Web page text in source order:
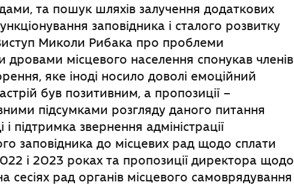
та пошук шляхів залучення додаткових
заповідника і сталого розвитку
Миколи Рибака про проблеми
дровами місцевого населення спонукав членів
яке іноді носило доволі емоційний
був позитивним, а пропозиції –
підсумками розгляду даного питання
підтримка звернення адміністрації
заповідника до місцевих рад щодо сплати
і 2023 роках та пропозиції директора щодо
сесіях рад органів місцевого самоврядування